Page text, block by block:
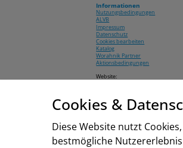
Informationen
Nutzungsbedingungen
ALVB
Impressum
Datenschutz
Cookies bearbeiten
Katalog
Worahnik Partner
Aktionsbedingungen
Website:
Cookies &
Diese Website nutzt
bestmögliche